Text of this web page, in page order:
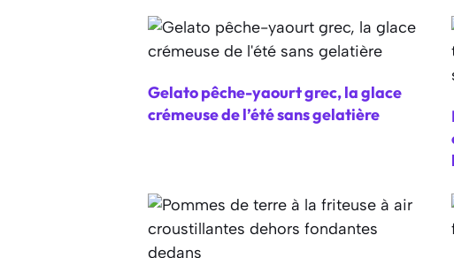
Gelato pêche-yaourt grec, la glace
crémeuse de l’été sans gelatière